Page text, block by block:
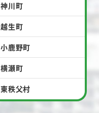
神川町
越生町
小鹿野町
横瀬町
東秩父村